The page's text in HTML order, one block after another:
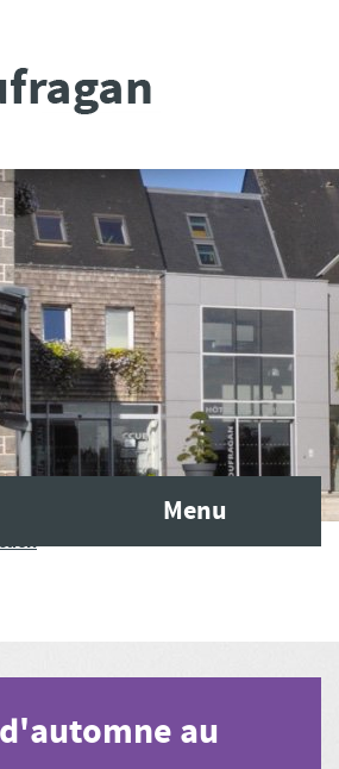
Menu
Vacances d'automne au Pollen
au